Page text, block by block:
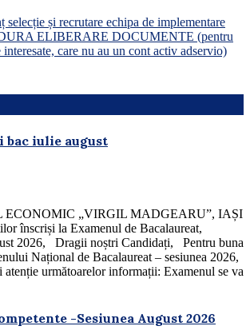
selecție și recrutare echipa de implementare
ELIBERARE DOCUMENTE (pentru
care nu au un cont activ adservio)
bac iulie august
ECONOMIC „VIRGIL MADGEARU”, IAȘI
înscriși la Examenul de Bacalaureat,
2026, Dragii noștri Candidați, Pentru buna
Național de Bacalaureat – sesiunea 2026,
atenție următoarelor informații: Examenul se va
-Sesiunea August 2026